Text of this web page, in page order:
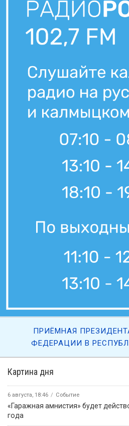
Картина дня
6 августа, 18:46 Событие
«Гаражная амнистия» будет
года
ПРИЁМНАЯ
ФЕДЕРАЦИИ В